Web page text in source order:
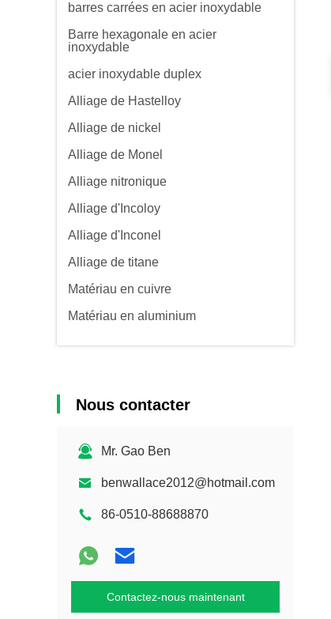
barres carrées en acier inoxydable
Barre hexagonale en acier
inoxydable
acier inoxydable duplex
Alliage de Hastelloy
Alliage de nickel
Alliage de Monel
Alliage nitronique
Alliage d'Incoloy
Alliage d'Inconel
Alliage de titane
Matériau en cuivre
Matériau en aluminium
Nous contacter
Mr. Gao Ben
benwallace2012@hotmail.com
86-0510-88688870
Contactez-nous maintenant